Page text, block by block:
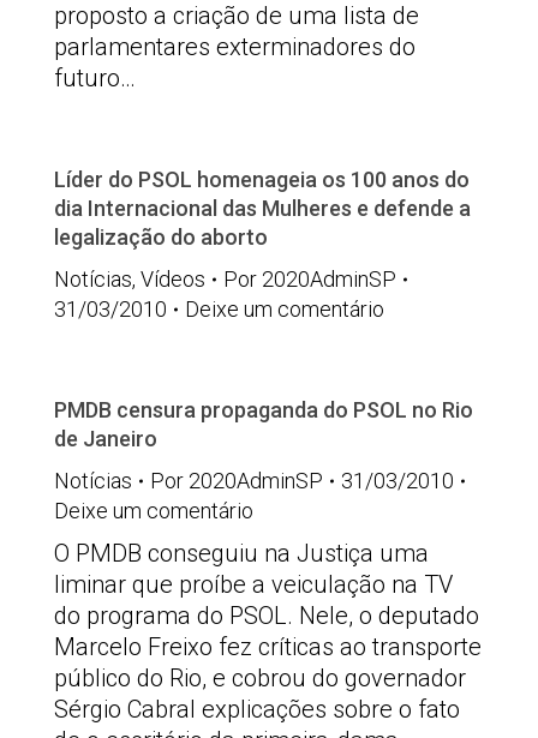
proposto a criação de uma lista de
parlamentares exterminadores do
futuro…
Líder do PSOL homenageia os 100 anos do
dia Internacional das Mulheres e defende a
legalização do aborto
Notícias, Vídeos Por 2020AdminSP
31/03/2010
Deixe um comentário
PMDB censura propaganda do PSOL no Rio
de Janeiro
Notícias
Por 2020AdminSP
31/03/2010
Deixe um comentário
O PMDB conseguiu na Justiça uma
liminar que proíbe a veiculação na TV
do programa do PSOL. Nele, o deputado
Marcelo Freixo fez críticas ao transporte
público do Rio, e cobrou do governador
Sérgio Cabral explicações sobre o fato